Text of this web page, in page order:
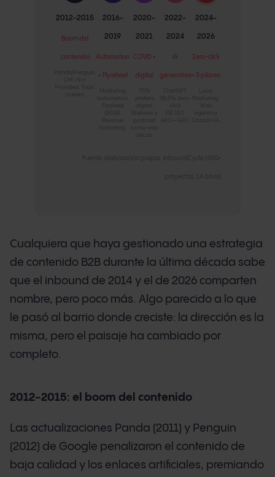
2012-2015
Boom del
contenido
2016-
2019
Automation
+ Flywheel
2020-
2021
COVID +
digital
2022-
2024
IA
generativa
2024-
2026
Zero-click
+ 3 pilares
Cualquiera que haya gestionado una estrategia
de contenido B2B durante la última década sabe
que el inbound de 2014 y el de 2026 comparten
nombre, pero poco más. Algo parecido a lo que
le pasó al barrio donde creciste: la dirección es la
misma, pero el paisaje ha cambiado por
completo.
2012-2015: el boom del contenido
Las actualizaciones Panda (2011) y Penguin
(2012) de Google penalizaron el contenido de
baja calidad y los enlaces artificiales, premiando